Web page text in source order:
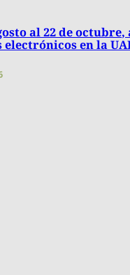
al 22 de octubre,
electrónicos en la